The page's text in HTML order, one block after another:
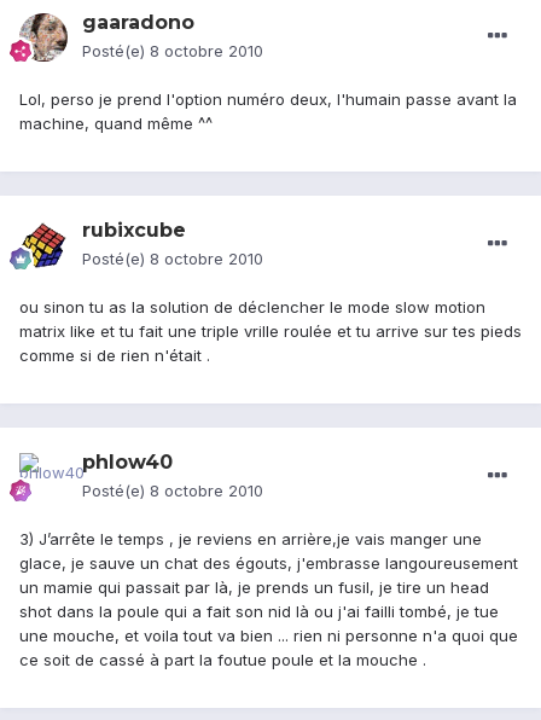
gaaradono
Posté(e) 8 octobre 2010
Lol, perso je prend l'option numéro deux, l'humain passe avant la
machine, quand même ^^
rubixcube
Posté(e) 8 octobre 2010
ou sinon tu as la solution de déclencher le mode slow motion
matrix like et tu fait une triple vrille roulée et tu arrive sur tes pieds
comme si de rien n'était .
phlow40
Posté(e) 8 octobre 2010
3) J’arrête le temps , je reviens en arrière,je vais manger une
glace, je sauve un chat des égouts, j'embrasse langoureusement
un mamie qui passait par là, je prends un fusil, je tire un head
shot dans la poule qui a fait son nid là ou j'ai failli tombé, je tue
une mouche, et voila tout va bien ... rien ni personne n'a quoi que
ce soit de cassé à part la foutue poule et la mouche .